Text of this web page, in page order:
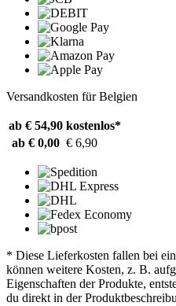
Versandkosten für Belgien
ab € 54,90 kostenlos*
ab € 0,00 € 6,90
* Diese Lieferkosten fallen bei
können weitere Kosten, z. B.
Eigenschaften der Produkte,
du direkt in der